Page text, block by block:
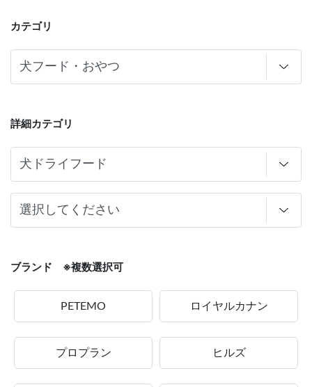
カテゴリ
詳細カテゴリ
ブランド ※複数選択可
PETEMO ロイヤルカナン
プロプラン ヒルズ